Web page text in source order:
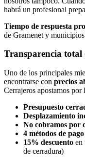
habrá un profesional
Tiempo de respuesta
de Gramenet y
Transparencia total
Uno de los principales
encontrarse con precios
Cerrajeros apostamos por
Presupuesto
Desplazamiento
No cobramos por
4 métodos de pago
15% descuento en
de cerradura)